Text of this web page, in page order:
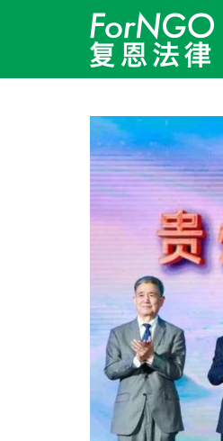
月度归档：4 月 2023